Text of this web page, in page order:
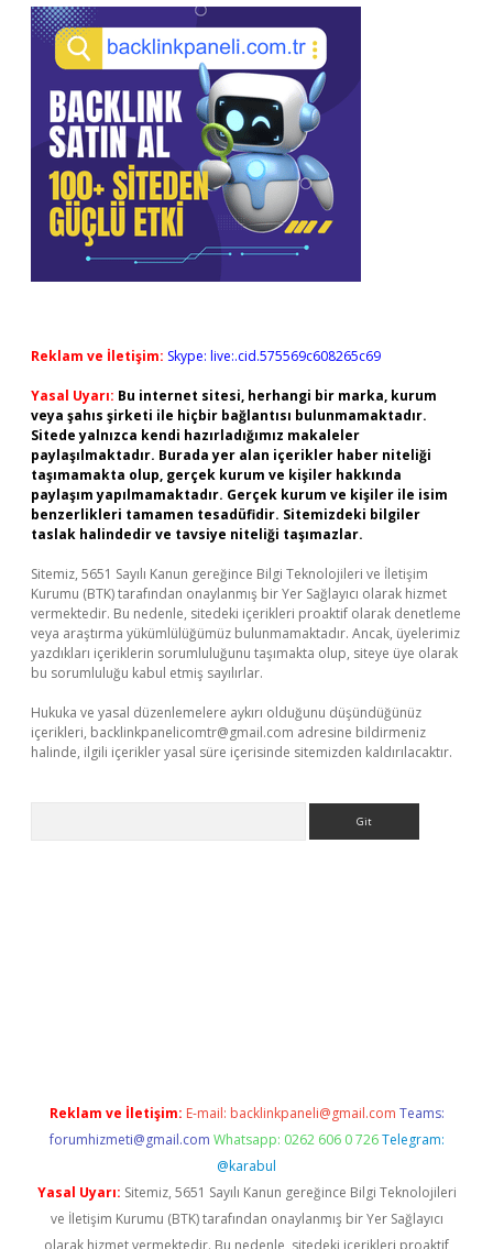
Reklam ve İletişim: Skype: live:.cid.575569c608265c69
Yasal Uyarı: Bu internet sitesi, herhangi bir marka, kurum
veya şahıs şirketi ile hiçbir bağlantısı bulunmamaktadır.
Sitede yalnızca kendi hazırladığımız makaleler
paylaşılmaktadır. Burada yer alan içerikler haber niteliği
taşımamakta olup, gerçek kurum ve kişiler hakkında
paylaşım yapılmamaktadır. Gerçek kurum ve kişiler ile isim
benzerlikleri tamamen tesadüfidir. Sitemizdeki bilgiler
taslak halindedir ve tavsiye niteliği taşımazlar.
Sitemiz, 5651 Sayılı Kanun gereğince Bilgi Teknolojileri ve İletişim
Kurumu (BTK) tarafından onaylanmış bir Yer Sağlayıcı olarak hizmet
vermektedir. Bu nedenle, sitedeki içerikleri proaktif olarak denetleme
veya araştırma yükümlülüğümüz bulunmamaktadır. Ancak, üyelerimiz
yazdıkları içeriklerin sorumluluğunu taşımakta olup, siteye üye olarak
bu sorumluluğu kabul etmiş sayılırlar.
Hukuka ve yasal düzenlemelere aykırı olduğunu düşündüğünüz
içerikleri, backlinkpanelicomtr@gmail.com adresine bildirmeniz
halinde, ilgili içerikler yasal süre içerisinde sitemizden kaldırılacaktır.
Reklam ve İletişim: E-mail: backlinkpaneli@gmail.com Teams:
forumhizmeti@gmail.com Whatsapp: 0262 606 0 726 Telegram:
@karabul
Yasal Uyarı: Sitemiz, 5651 Sayılı Kanun gereğince Bilgi Teknolojileri
ve İletişim Kurumu (BTK) tarafından onaylanmış bir Yer Sağlayıcı
olarak hizmet vermektedir. Bu nedenle, sitedeki içerikleri proaktif